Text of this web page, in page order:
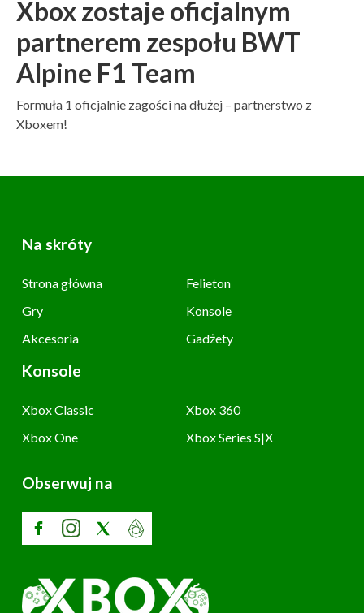
Xbox zostaje oficjalnym
partnerem zespołu BWT
Alpine F1 Team
Formuła 1 oficjalnie zagości na dłużej – partnerstwo z
Xboxem!
Na skróty
Strona główna
Felieton
Gry
Konsole
Akcesoria
Gadżety
Konsole
Xbox Classic
Xbox 360
Xbox One
Xbox Series S|X
Obserwuj na